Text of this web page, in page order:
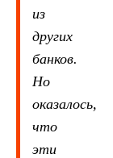
из
других
банков.
Но
оказалось,
что
эти